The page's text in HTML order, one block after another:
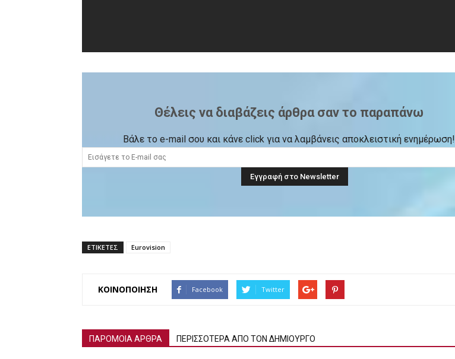
Θέλεις να διαβάζεις άρθρα σαν το παραπάνω
Βάλε το e-mail σου και κάνε click για να λαμβάνεις αποκλειστική ενημέρωση!
ΕΤΙΚΕΤΕΣ Eurovision
ΚΟΙΝΟΠΟΙΗΣΗ Facebook Twitter
ΠΑΡΟΜΟΙΑ ΑΡΘΡΑ ΠΕΡΙΣΣΟΤΕΡΑ ΑΠΟ ΤΟΝ ΔΗΜΙΟΥΡΓΟ